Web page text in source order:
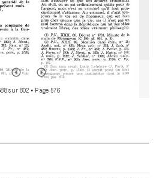
sur 802 • Page 576